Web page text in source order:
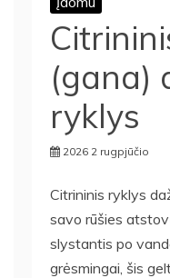
(gana)
ryklys
2026 2 rugpjūčio
Citrininis ryklys
savo rūšies
slystantis po
grėsmingai, šis